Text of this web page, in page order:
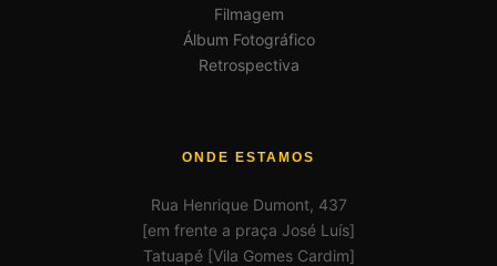
Filmagem
Álbum Fotográfico
Retrospectiva
ONDE ESTAMOS
Rua Henrique Dumont, 437
[em frente a praça José Luís]
Tatuapé [Vila Gomes Cardim]